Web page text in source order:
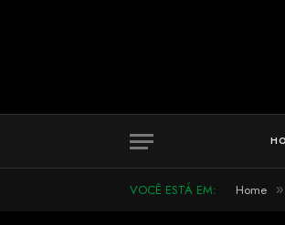
VOCÊ ESTÁ EM: Home »